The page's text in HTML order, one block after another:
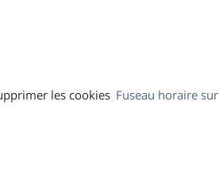
Fuseau horaire sur
les cookies